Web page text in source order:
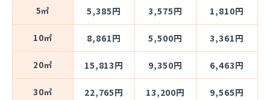
5㎥ 5,385円 3,575円 1,810円
10㎥ 8,861円 5,500円 3,361円
20㎥ 15,813円 9,350円 6,463円
30㎥ 22,765円 13,200円 9,565円